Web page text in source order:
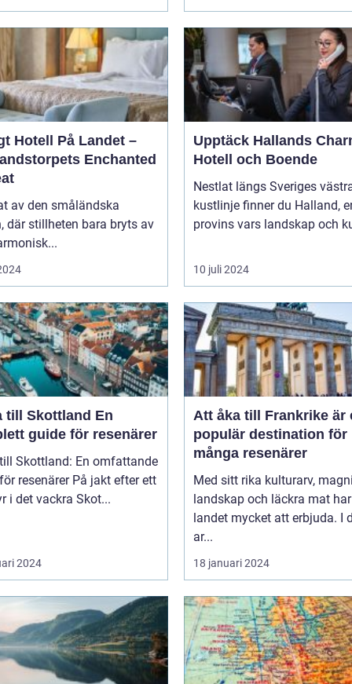
Hotell På Landet –
Enchanted
av den småländska
där stillheten bara bryts av
Upptäck Hallands
Hotell och Boende
Nestlat längs Sveriges
kustlinje finner du Halland,
provins vars landskap och
10 juli 2024
Skottland En
guide för resenärer
Skottland: En omfattande
På jakt efter ett
i det vackra Skot...
2024
Att åka till Frankrike är
populär destination för
många resenärer
Med sitt rika kulturarv,
landskap och läckra mat har
landet mycket att erbjuda. I
ar...
18 januari 2024